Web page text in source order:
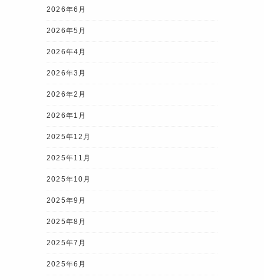
2026年6月
2026年5月
2026年4月
2026年3月
2026年2月
2026年1月
2025年12月
2025年11月
2025年10月
2025年9月
2025年8月
2025年7月
2025年6月